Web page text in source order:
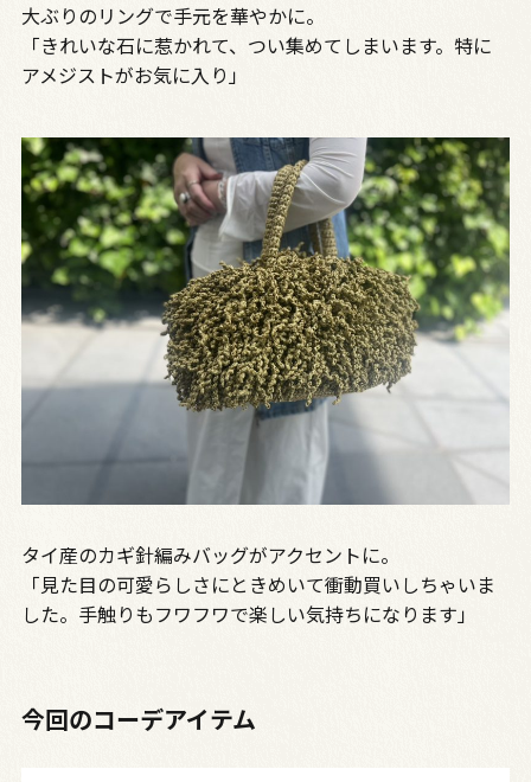
大ぶりのリングで手元を華やかに。
「きれいな石に惹かれて、つい集めてしまいます。特に
アメジストがお気に入り」
タイ産のカギ針編みバッグがアクセントに。
「見た目の可愛らしさにときめいて衝動買いしちゃいま
した。手触りもフワフワで楽しい気持ちになります」
今回のコーデアイテム